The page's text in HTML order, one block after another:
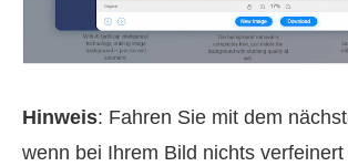
Hinweis: Fahren Sie mit dem
wenn bei Ihrem Bild nichts